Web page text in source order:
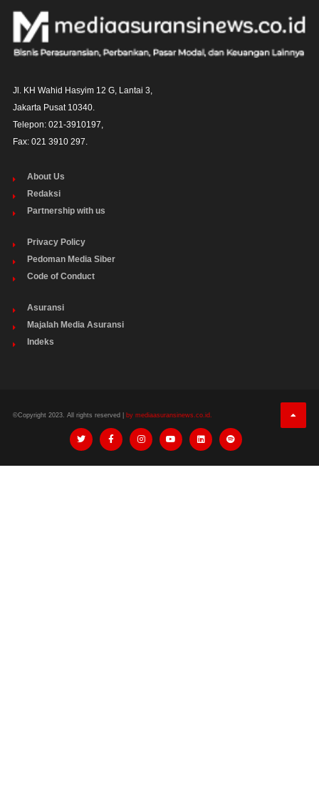
Jl. KH Wahid Hasyim 12 G, Lantai 3,
Jakarta Pusat 10340.
Telepon: 021-3910197,
Fax: 021 3910 297.
About Us
Redaksi
Partnership with us
Privacy Policy
Pedoman Media Siber
Code of Conduct
Asuransi
Majalah Media Asuransi
Indeks
©Copyright 2023. All rights reserved | by mediaasuransinews.co.id.